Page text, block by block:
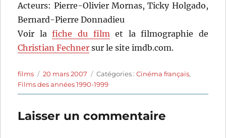
Acteurs: Pierre-Olivier Mornas, Ticky Holgado,
Bernard-Pierre Donnadieu
Voir lafiche du filmet la filmographie de
Christian Fechner sur le site imdb.com.
Auteur
films
Publié
le
20 mars 2007 Catégories
Catégories :Cinéma français,
Films des années 1990-1999
Laisser un commentaire